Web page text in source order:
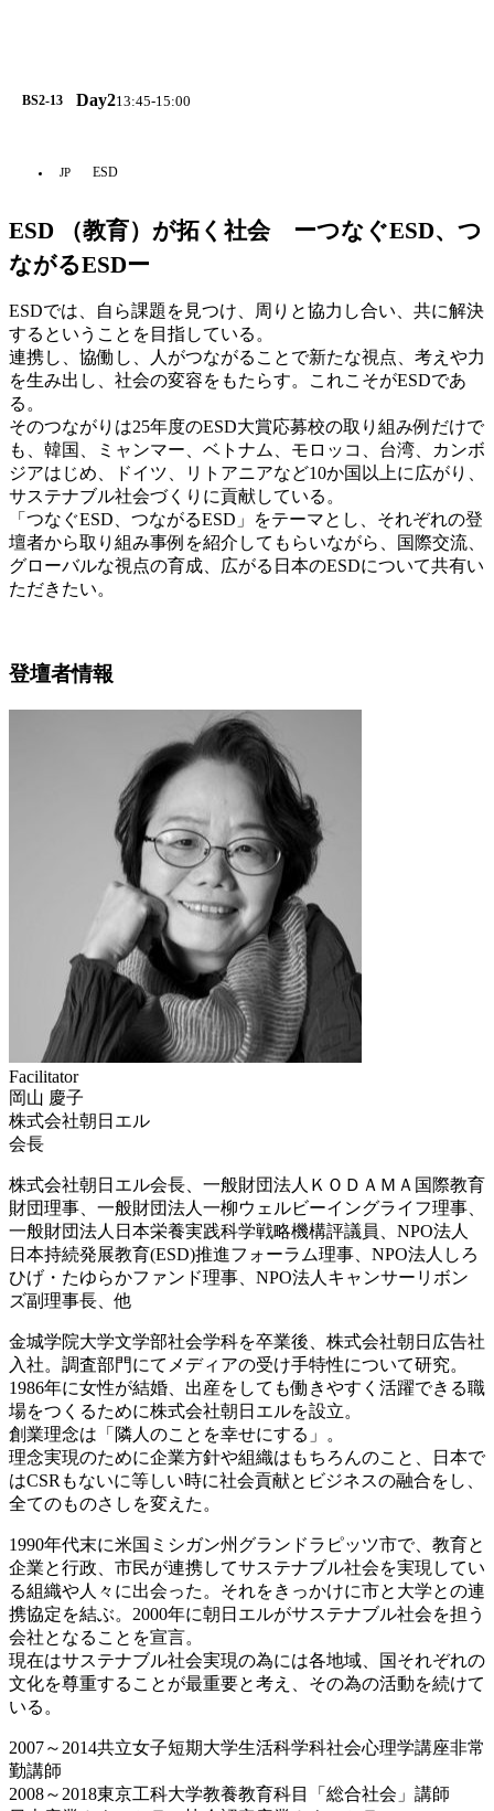
BS2-13 Day213:45-15:00
JP ESD
ESD （教育）が拓く社会 ーつなぐESD、つ
ながるESDー
ESDでは、自ら課題を見つけ、周りと協力し合い、共に解決
するということを目指している。
連携し、協働し、人がつながることで新たな視点、考えや力
を生み出し、社会の変容をもたらす。これこそがESDであ
る。
そのつながりは25年度のESD大賞応募校の取り組み例だけで
も、韓国、ミャンマー、ベトナム、モロッコ、台湾、カンボ
ジアはじめ、ドイツ、リトアニアなど10か国以上に広がり、
サステナブル社会づくりに貢献している。
「つなぐESD、つながるESD」をテーマとし、それぞれの登
壇者から取り組み事例を紹介してもらいながら、国際交流、
グローバルな視点の育成、広がる日本のESDについて共有い
ただきたい。
登壇者情報
Facilitator
岡山 慶子
株式会社朝日エル
会長
株式会社朝日エル会長、一般財団法人ＫＯＤＡＭＡ国際教育
財団理事、一般財団法人一柳ウェルビーイングライフ理事、
一般財団法人日本栄養実践科学戦略機構評議員、NPO法人
日本持続発展教育(ESD)推進フォーラム理事、NPO法人しろ
ひげ・たゆらかファンド理事、NPO法人キャンサーリボン
ズ副理事長、他
金城学院大学文学部社会学科を卒業後、株式会社朝日広告社
入社。調査部門にてメディアの受け手特性について研究。
1986年に女性が結婚、出産をしても働きやすく活躍できる職
場をつくるために株式会社朝日エルを設立。
創業理念は「隣人のことを幸せにする」。
理念実現のために企業方針や組織はもちろんのこと、日本で
はCSRもないに等しい時に社会貢献とビジネスの融合をし、
全てのものさしを変えた。
1990年代末に米国ミシガン州グランドラピッツ市で、教育と
企業と行政、市民が連携してサステナブル社会を実現してい
る組織や人々に出会った。それをきっかけに市と大学との連
携協定を結ぶ。2000年に朝日エルがサステナブル社会を担う
会社となることを宣言。
現在はサステナブル社会実現の為には各地域、国それぞれの
文化を尊重することが最重要と考え、その為の活動を続けて
いる。
2007～2014共立女子短期大学生活科学科社会心理学講座非常
勤講師
2008～2018東京工科大学教養教育科目「総合社会」講師